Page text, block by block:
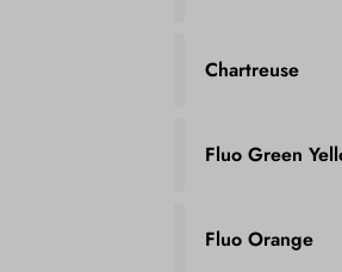
Chartreuse
Fluo Green
Fluo Orange